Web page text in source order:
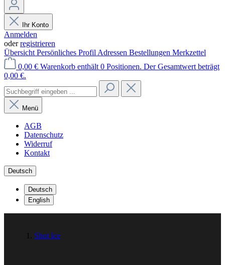
Ihr Konto
Anmelden
oderregistrieren
Übersicht Persönliches Profil Adressen Bestellungen Merkzettel
0,00 € Warenkorb enthält 0 Positionen. Der Gesamtwert beträgt
0,00 €.
Menü
AGB
Datenschutz
Widerruf
Kontakt
Deutsch
Deutsch
English
Shot Ice